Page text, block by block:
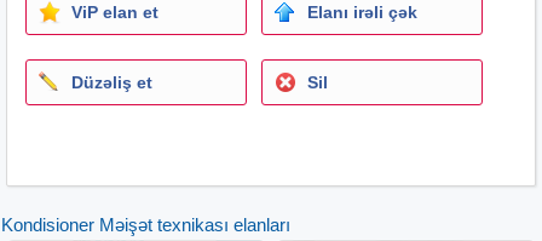
ViP elan et Elanı irəli çək
Düzəliş et Sil
Kondisioner Məişət texnikası elanları